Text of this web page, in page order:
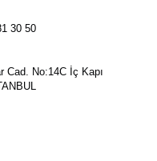
30 50
Cad. No:14C İç Kapı